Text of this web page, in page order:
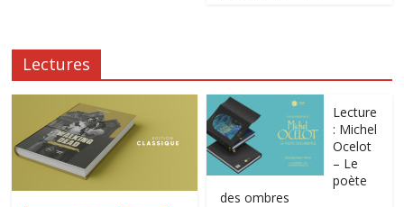
Lectures
Lecture
: Michel
Ocelot
– Le
poète
des ombres